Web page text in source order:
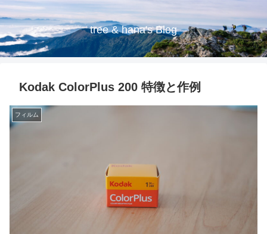
tree & hana's Blog
Kodak ColorPlus 200 特徴と作例
フィルム